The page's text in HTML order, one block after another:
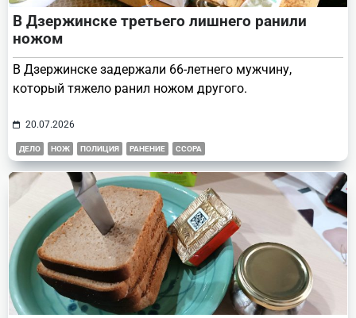
В Дзержинске третьего лишнего ранили
ножом
В Дзержинске задержали 66-летнего мужчину,
который тяжело ранил ножом другого.
20.07.2026
ДЕЛО НОЖ ПОЛИЦИЯ РАНЕНИЕ ССОРА